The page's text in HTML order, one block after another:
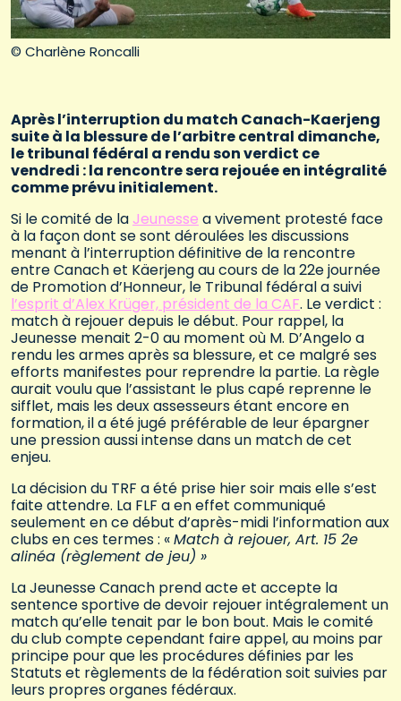
© Charlène Roncalli
Après l’interruption du match Canach-Kaerjeng
suite à la blessure de l’arbitre central dimanche,
le tribunal fédéral a rendu son verdict ce
vendredi : la rencontre sera rejouée en intégralité
comme prévu initialement.
Si le comité de laJeunesse a vivement protesté face
à la façon dont se sont déroulées les discussions
menant à l’interruption définitive de la rencontre
entre Canach et Käerjeng au cours de la 22e journée
de Promotion d’Honneur, le Tribunal fédéral a suivi
l’esprit d’Alex Krüger, président de la CAF. Le verdict :
match à rejouer depuis le début. Pour rappel, la
Jeunesse menait 2-0 au moment où M. D’Angelo a
rendu les armes après sa blessure, et ce malgré ses
efforts manifestes pour reprendre la partie. La règle
aurait voulu que l’assistant le plus capé reprenne le
sifflet, mais les deux assesseurs étant encore en
formation, il a été jugé préférable de leur épargner
une pression aussi intense dans un match de cet
enjeu.
La décision du TRF a été prise hier soir mais elle s’est
faite attendre. La FLF a en effet communiqué
seulement en ce début d’après-midi l’information aux
clubs en ces termes : «Match à rejouer, Art. 15 2e
alinéa (règlement de jeu) »
La Jeunesse Canach prend acte et accepte la
sentence sportive de devoir rejouer intégralement un
match qu’elle tenait par le bon bout. Mais le comité
du club compte cependant faire appel, au moins par
principe pour que les procédures définies par les
Statuts et règlements de la fédération soit suivies par
leurs propres organes fédéraux.